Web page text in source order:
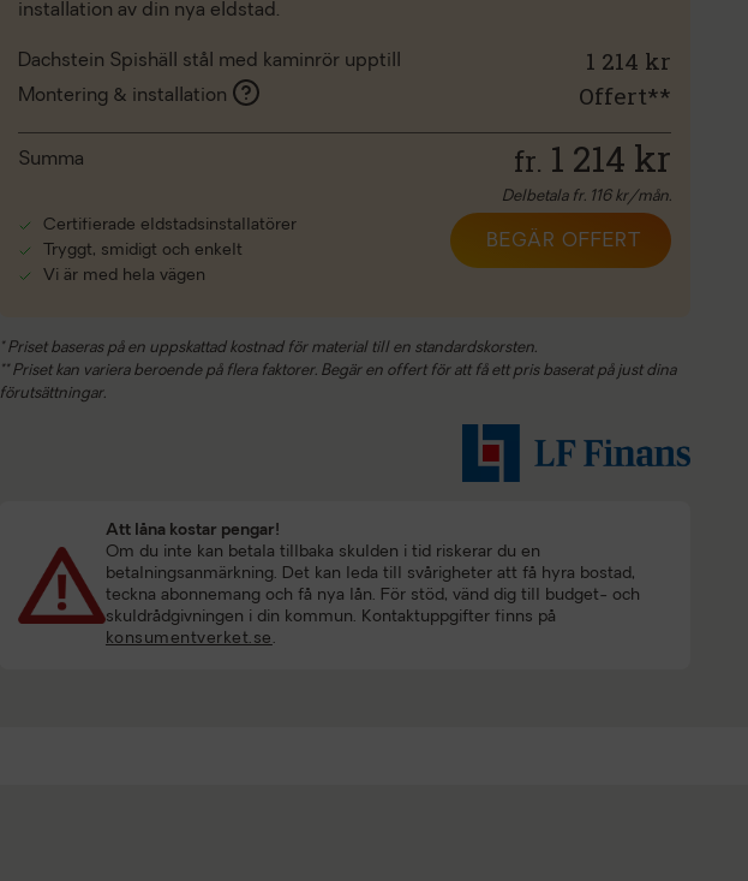
installation av din nya eldstad.
Dachstein Spishäll stål med kaminrör upptill 1 214 kr
Montering & installation Offert**
Summa fr. 1 214 kr
Delbetala fr. 116kr/mån.
Certifierade eldstadsinstallatörer
Tryggt, smidigt och enkelt
Vi är med hela vägen
BEGÄR OFFERT
* Priset baseras på en uppskattad kostnad för material till en standardskorsten.
** Priset kan variera beroende på flera faktorer. Begär en offert för att få ett pris baserat på just dina
förutsättningar.
Att låna kostar pengar!
Om du inte kan betala tillbaka skulden i tid riskerar du en
betalningsanmärkning. Det kan leda till svårigheter att få hyra bostad,
teckna abonnemang och få nya lån. För stöd, vänd dig till budget- och
skuldrådgivningen i din kommun. Kontaktuppgifter finns på
konsumentverket.se .